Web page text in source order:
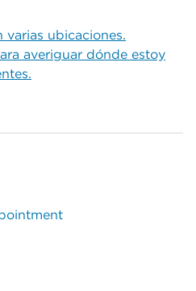
ubicaciones.
averiguar dónde estoy